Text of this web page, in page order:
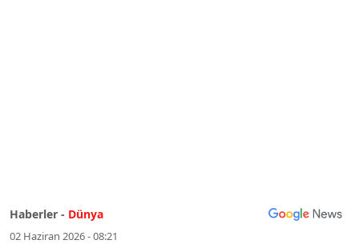
Haberler - Dünya
02 Haziran 2026 - 08:21